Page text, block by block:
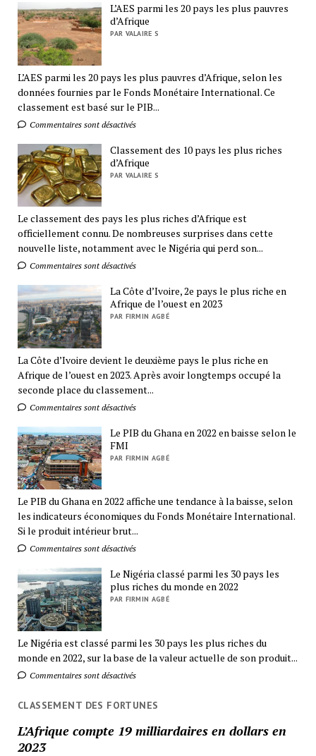
L’AES parmi les 20 pays les plus pauvres
d’Afrique
PAR VALAIRE S
L’AES parmi les 20 pays les plus pauvres d’Afrique, selon les
données fournies par le Fonds Monétaire International. Ce
classement est basé sur le PIB...
Commentaires sont désactivés
Classement des 10 pays les plus riches
d’Afrique
PAR VALAIRE S
Le classement des pays les plus riches d’Afrique est
officiellement connu. De nombreuses surprises dans cette
nouvelle liste, notamment avec le Nigéria qui perd son...
Commentaires sont désactivés
La Côte d’Ivoire, 2e pays le plus riche en
Afrique de l’ouest en 2023
PAR FIRMIN AGBÉ
La Côte d’Ivoire devient le deuxième pays le plus riche en
Afrique de l’ouest en 2023. Après avoir longtemps occupé la
seconde place du classement...
Commentaires sont désactivés
Le PIB du Ghana en 2022 en baisse selon le
FMI
PAR FIRMIN AGBÉ
Le PIB du Ghana en 2022 affiche une tendance à la baisse, selon
les indicateurs économiques du Fonds Monétaire International.
Si le produit intérieur brut...
Commentaires sont désactivés
Le Nigéria classé parmi les 30 pays les
plus riches du monde en 2022
PAR FIRMIN AGBÉ
Le Nigéria est classé parmi les 30 pays les plus riches du
monde en 2022, sur la base de la valeur actuelle de son produit...
Commentaires sont désactivés
CLASSEMENT DES FORTUNES
L’Afrique compte 19 milliardaires en dollars en
2023